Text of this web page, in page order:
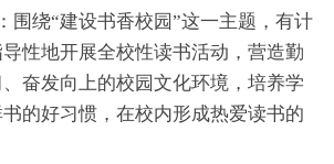
围绕“建设书香校园”这一主题，有计
性地开展全校性读书活动，营造勤
奋发向上的校园文化环境，培养学
的好习惯，在校内形成热爱读书的